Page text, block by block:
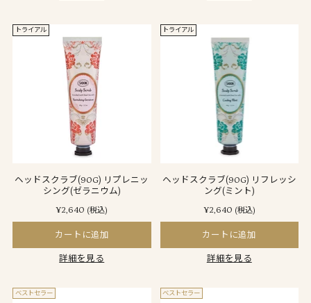
トライアル
ヘッドスクラブ(90G) リプレニッ
シング(ゼラニウム)
¥2,640 (税込)
カートに追加
詳細を見る
トライアル
ヘッドスクラブ(90G) リフレッシ
ング(ミント)
¥2,640 (税込)
カートに追加
詳細を見る
ベストセラー ベストセラー